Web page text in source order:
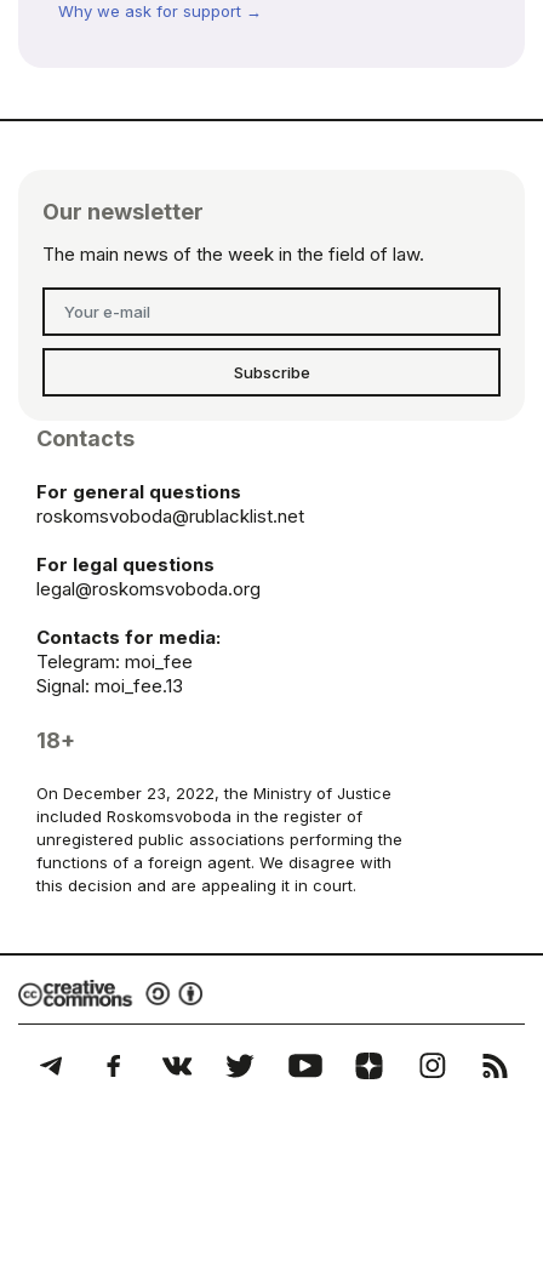
Why we ask for support →
Our newsletter
The main news of the week in the field of law.
Subscribe
Contacts
For general questions
roskomsvoboda@rublacklist.net
For legal questions
legal@roskomsvoboda.org
Contacts for media:
Telegram: moi_fee
Signal: moi_fee.13
18+
On December 23, 2022, the Ministry of Justice
included Roskomsvoboda in the register of
unregistered public associations performing the
functions of a foreign agent. We disagree with
this decision and are appealing it in court.